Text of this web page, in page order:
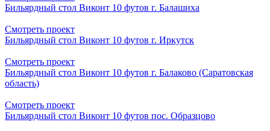
Бильярдный стол Виконт 10 футов г. Балашиха
Смотреть проект
Бильярдный стол Виконт 10 футов г. Иркутск
Смотреть проект
Бильярдный стол Виконт 10 футов г. Балаково (Саратовская
область)
Смотреть проект
Бильярдный стол Виконт 10 футов пос. Образцово